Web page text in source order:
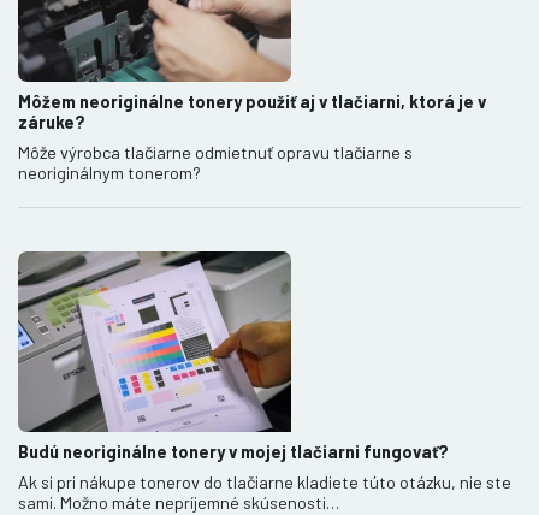
Môžem neoriginálne tonery použiť aj v tlačiarni, ktorá je v
záruke?
Môže výrobca tlačiarne odmietnuť opravu tlačiarne s
neoriginálnym tonerom?
Budú neoriginálne tonery v mojej tlačiarni fungovať?
Ak si pri nákupe tonerov do tlačiarne kladiete túto otázku, nie ste
sami. Možno máte nepríjemné skúsenosti…